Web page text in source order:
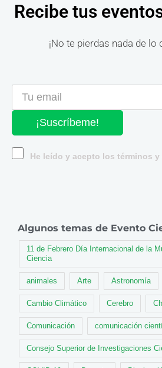
Recibe tus
¡No te pierdas nada de lo
¡Suscríbeme!
He leído y acepto los términos
Algunos temas de Evento
11 de Febrero Día Internacional de la
Ciencia
animales Arte Astronomía
Cambio Climático Cerebro
Comunicación comunicación
Consejo Superior de Investigaciones